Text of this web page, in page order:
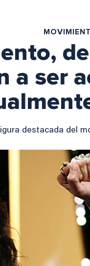
a ser
destacada del